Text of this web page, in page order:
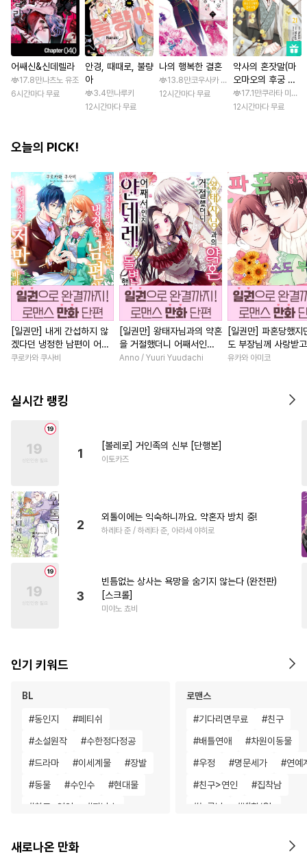
어쌔신&신데렐라
17.8만나츠노 유조
6시간마다 무료
안경, 때때로, 불량
아
3.4만나루키
12시간마다 무료
나의 행복한 결혼
13.8만코우사카 리토 / 아기토기 아쿠미
12시간마다 무료
약사의 혼잣말(마
오마오의 후궁 수
수께끼 풀이수첩)
17.1만쿠라타 미노
12시간마다 무료
오늘의 PICK!
[일권만] 내게 간섭하지 않
겠다던 냉정한 남편이 어째
선지 저만 바라봅니다 [단행
쿠로카와 쿠사비
[일권만] 왕태자님과의 약혼
을 거절했더니 어째서인지
얀데레로 돌변했습니다 [단
Anno / Yuuri Yuudachi
[일권만] 파혼당했지
도 부장님께 사랑받
니다 [단행본]
유카와 아미코
실시간 랭킹
1
[볼레로] 거인족의 신부 [단행본]
이토카즈
2
외톨이에는 익숙하니까요. 약혼자 방치 중!
하레타 준 / 하레타 준, 아라세 야히로
3
빈틈없는 상사는 욕망을 숨기지 않는다 (완전판)
[스크롤]
미야노 쵸비
인기 키워드
BL
#동인지 #페티쉬
#소설원작 #수한정다정공
#드라마 #이세계물 #장발
#동물 #수인수 #현대물
#친구>연인 #자낮수
#다정수 #냉혈공
로맨스
#기다리면무료 #친구
#배틀연애 #차원이동물
#우정 #명문세가 #연예
#친구>연인 #집착남
#능글남 #백합/GL
짝사랑
새로나온 만화